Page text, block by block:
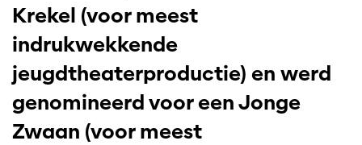
Krekel (voor meest
indrukwekkende
jeugdtheaterproductie) en werd
genomineerd voor een Jonge
Zwaan (voor meest